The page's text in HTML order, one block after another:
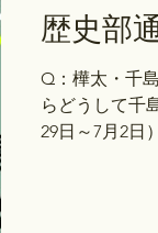
ストアカ・
策・受験対策
※ストアカは
なりませんの
Q：建長寺船
歴史部
Q：樺太・千
らどうして千
29日～7月2日